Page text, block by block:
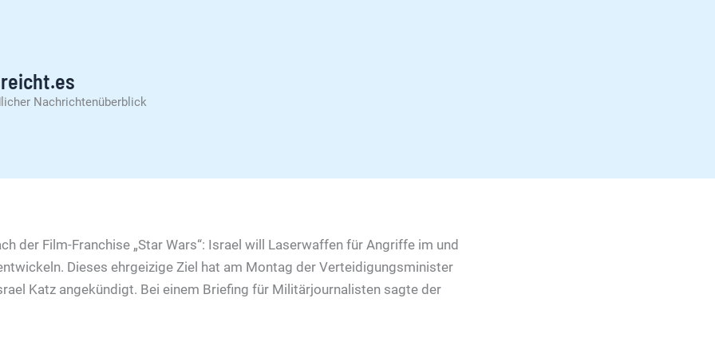
Nachrichtenüberblick
der Film-Franchise „Star Wars“: Israel will Laserwaffen für Angriffe im und
Dieses ehrgeizige Ziel hat am Montag der Verteidigungsminister
Katz angekündigt. Bei einem Briefing für Militärjournalisten sagte der